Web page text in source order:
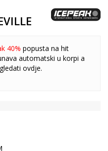
40% popusta na hit
automatski u korpi a
ovdje.